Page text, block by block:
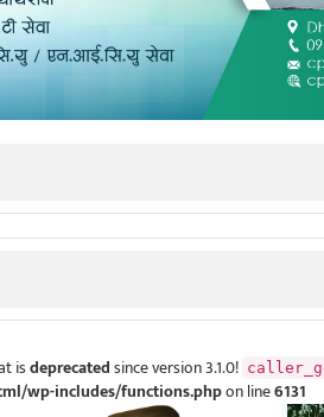
isdeprecatedsince version 3.1.0!
wp-includes/functions.phpon line6131